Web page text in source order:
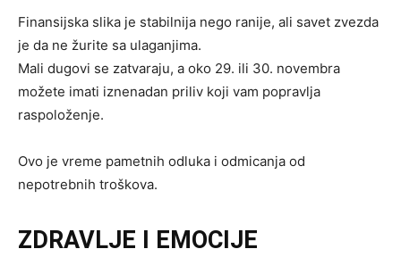
Finansijska slika je stabilnija nego ranije, ali savet zvezda
je da ne žurite sa ulaganjima.
Mali dugovi se zatvaraju, a oko 29. ili 30. novembra
možete imati iznenadan priliv koji vam popravlja
raspoloženje.
Ovo je vreme pametnih odluka i odmicanja od
nepotrebnih troškova.
ZDRAVLJE I EMOCIJE